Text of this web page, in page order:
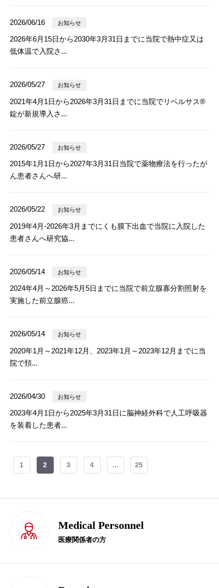
2026/06/16 お知らせ
2026年6月15日から2030年3月31日までに当院で熱中症又は
低体温で入院さ...
2026/05/27 お知らせ
2021年4月1日から2026年3月31日までに当院でリベルサス®
錠が新規導入さ...
2026/05/27 お知らせ
2015年1月1日から2027年3月31日当院で薬物療法を行ったが
ん患者さんへ研...
2026/05/22 お知らせ
2019年4月-2026年3月までにくも膜下出血で当院に入院した
患者さんへ研究協...
2026/05/14 お知らせ
2024年4月～2026年5月5日までに当院で前立腺寡分割照射を
実施した前立腺癌...
2026/05/14 お知らせ
2020年1月～2021年12月、2023年1月～2023年12月までに当
院で頚...
2026/04/30 お知らせ
2023年4月1日から2025年3月31日に脳神経外科で人工呼吸器
を装着した患者...
1 2 3 4 ... 25
Medical Personnel
医療関係者の方